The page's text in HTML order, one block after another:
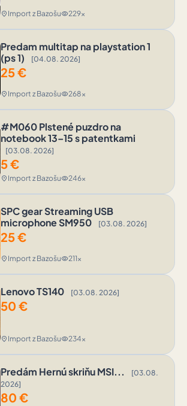
location_on Import z Bazošuvisibility229x
Predam multitap na playstation 1
(ps 1)
[04.08. 2026]
25€
location_on Import z Bazošuvisibility268x
#M060 Plstené puzdro na
notebook 13–15 s patentkami
[03.08. 2026]
5€
location_on Import z Bazošuvisibility246x
SPC gear Streaming USB
microphone SM950
[03.08. 2026]
25€
location_on Import z Bazošuvisibility211x
Lenovo TS140 [03.08. 2026]
50 €
location_on Import z Bazošuvisibility234x
Predám Hernú skriňu MSI...
[03.08.
2026]
80 €